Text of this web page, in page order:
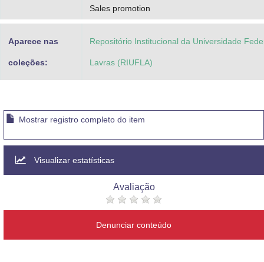
Sales promotion
Aparece nas
coleções:
Repositório Institucional da Universidade
Lavras (RIUFLA)
Mostrar registro completo do item
Visualizar estatísticas
Avaliação
Denunciar conteúdo